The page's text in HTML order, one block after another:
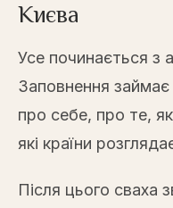
Києва
Усе починається з
Заповнення займає
про себе, про те,
які країни
Після цього сваха